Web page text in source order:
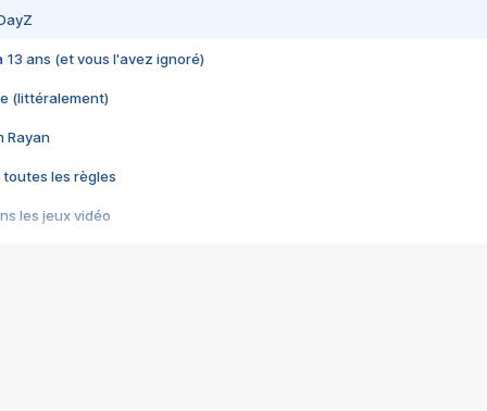
13 ans (et vous l'avez ignoré)
(littéralement)
Rayan
toutes les règles
les jeux vidéo